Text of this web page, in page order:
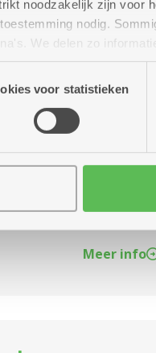
noodzakelijk zijn voor
nodig.
We delen zo
en analyse. Deze
voor statistieken
Meer info
Meer info